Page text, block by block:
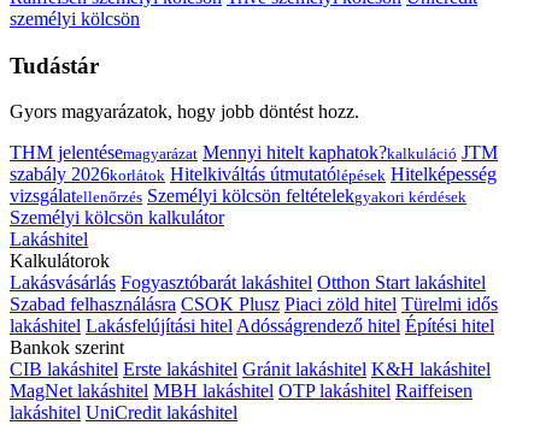
személyi kölcsön
Tudástár
Gyors magyarázatok, hogy jobb döntést hozz.
THM jelentésemagyarázat Mennyi hitelt kaphatok?kalkuláció JTM
szabály 2026korlátok Hitelkiváltás útmutatólépések Hitelképesség
vizsgálatellenőrzés Személyi kölcsön feltételekgyakori kérdések
Személyi kölcsön kalkulátor
Lakáshitel
Kalkulátorok
Lakásvásárlás Fogyasztóbarát lakáshitel Otthon Start lakáshitel
Szabad felhasználásra CSOK Plusz Piaci zöld hitel Türelmi idős
lakáshitel Lakásfelújítási hitelAdósságrendező hitel Építési hitel
Bankok szerint
CIB lakáshitel Erste lakáshitel Gránit lakáshitel K&H lakáshitel
MagNet lakáshitel MBH lakáshitel OTP lakáshitel Raiffeisen
lakáshitel UniCredit lakáshitel